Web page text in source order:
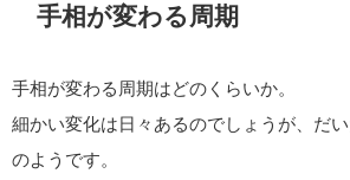
手相が変わる周期
手相が変わる周期はどのくらいか。
細かい変化は日々あるのでしょうが、だ
のようです。